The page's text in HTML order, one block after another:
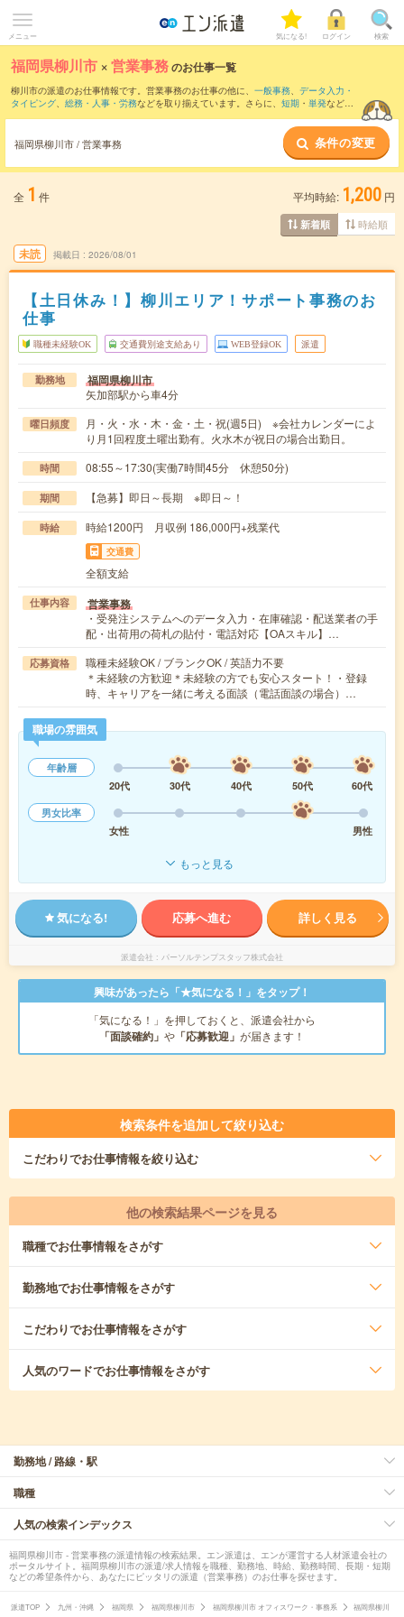
メニュー 気になる! ログイン 検索
福岡県柳川市 ×営業事務のお仕事一覧
柳川市の派遣のお仕事情報です。営業事務のお仕事の他に、 一般事務、 データ入力・
タイピング、 総務・人事・労務などを取り揃えています。さらに、 短期 ・ 単発などの
福岡県柳川市 / 営業事務 条件の変更
全 1 件 平均時給: 1,200 円
新着順 時給順
未読 掲載日 2026/08/01
【土日休み！】柳川エリア！サポート事務のお
仕事
職種未経験OK 交通費別途支給あり WEB登録OK 派遣
勤務地 福岡県柳川市
矢加部駅から車4分
曜日頻度
月・火・水・木・金・土・祝(週5日) ※会社カレンダーによ
り月1回程度土曜出勤有。火水木が祝日の場合出勤日。
時間 08:55～17:30(実働7時間45分 休憩50分)
期間 【急募】即日～長期 ※即日～！
時給 時給1200円 月収例 186,000円+残業代
交通費
全額支給
仕事内容 営業事務
・受発注システムへのデータ入力・在庫確認・配送業者の手
配・出荷用の荷札の貼付・電話対応【OAスキル】…
応募資格
職種未経験OK / ブランクOK / 英語力不要
＊未経験の方歓迎＊未経験の方でも安心スタート！・登録
時、キャリアを一緒に考える面談（電話面談の場合）…
職場の雰囲気
年齢層
20代
30代 40代 50代
60代
男女比率
女性
男性
もっと見る
気になる! 応募へ進む 詳しく見る
派遣会社 パーソルテンプスタッフ株式会社
興味があったら「★気になる！」をタップ！
「気になる！」を押しておくと、派遣会社から
「面談確約」 や 「応募歓迎」 が届きます！
検索条件を追加して絞り込む
こだわりでお仕事情報を絞り込む
他の検索結果ページを見る
職種でお仕事情報をさがす
勤務地でお仕事情報をさがす
こだわりでお仕事情報をさがす
人気のワードでお仕事情報をさがす
勤務地 / 路線・駅
職種
人気の検索インデックス
福岡県柳川市 - 営業事務の派遣情報の検索結果。エン派遣は、エンが運営する人材派遣会社の
ポータルサイト。福岡県柳川市の派遣/求人情報を職種、勤務地、時給、勤務時間、長期・短期
などの希望条件から、あなたにピッタリの派遣（営業事務）のお仕事を探せます。
派遣TOP 九州・沖縄 福岡県 福岡県柳川市 福岡県柳川市 オフィスワーク・事務系
福岡県柳川